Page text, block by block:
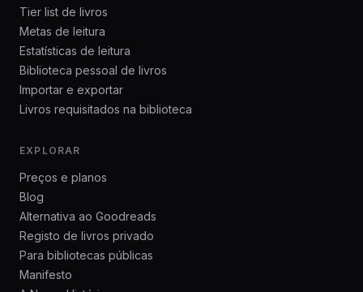
Tier list de livros
Metas de leitura
Estatísticas de leitura
Biblioteca pessoal de livros
Importar e exportar
Livros requisitados na biblioteca
EXPLORAR
Preços e planos
Blog
Alternativa ao Goodreads
Registo de livros privado
Para bibliotecas públicas
Manifesto